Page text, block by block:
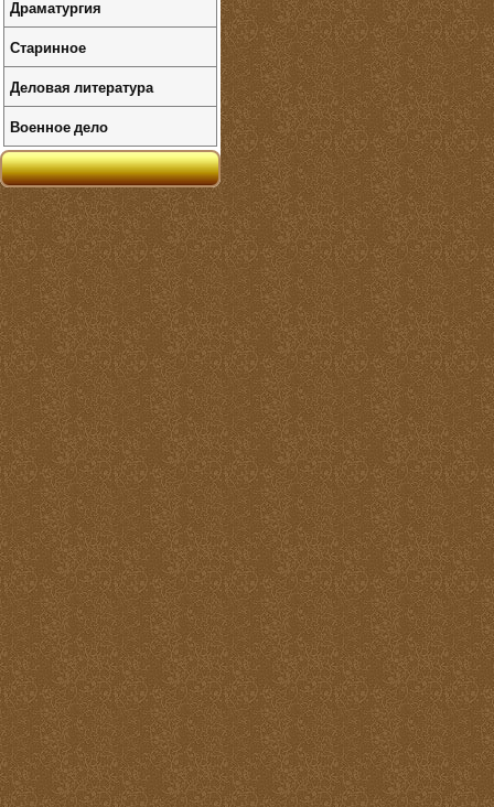
Драматургия
Старинное
Деловая литература
Военное дело